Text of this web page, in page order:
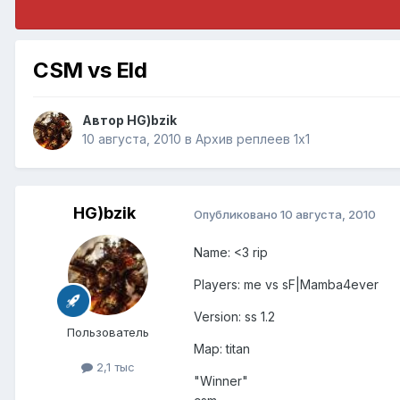
CSM vs Eld
Автор HG)bzik
10 августа, 2010 в Архив реплеев 1x1
HG)bzik
Пользователь
2,1 тыс
Опубликовано 10 августа, 2010
Name: <3 rip
Players: me vs sF|Mamba4ever
Version: ss 1.2
Map: titan
"Winner"